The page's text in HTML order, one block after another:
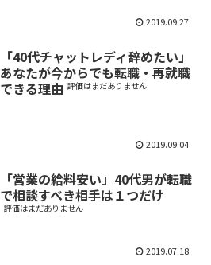
2019.09.27
「40代チャットレディ辞めたい」
あなたが今からでも転職・再就職
できる理由 評価はまだありません
2019.09.04
「営業の給料安い」40代男が転職
で相談すべき相手は１つだけ
評価はまだありません
2019.07.18